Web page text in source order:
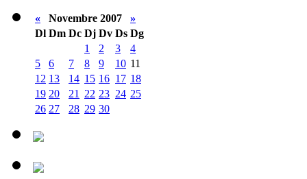
« Novembre 2007
»
Dl Dm Dc Dj Dv Ds Dg
1
2 3
4
5
6 7 8 9 10 11
12 13 14 15 16 17 18
19 20 21 22 23 24 25
26 27 28 29 30